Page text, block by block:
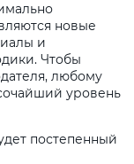
новые
и
Чтобы
любому
уровень
постепенный